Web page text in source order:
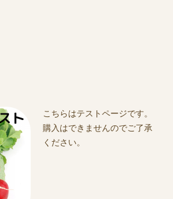
こちらはテストページです。
購入はできませんのでご了承
ください。